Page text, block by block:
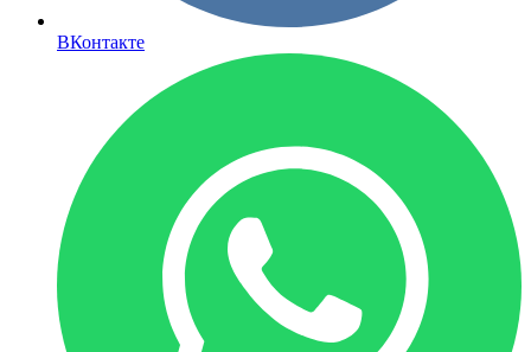
ВКонтакте